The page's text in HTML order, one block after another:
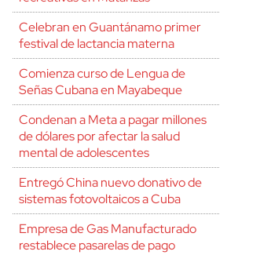
Celebran en Guantánamo primer
festival de lactancia materna
Comienza curso de Lengua de
Señas Cubana en Mayabeque
Condenan a Meta a pagar millones
de dólares por afectar la salud
mental de adolescentes
Entregó China nuevo donativo de
sistemas fotovoltaicos a Cuba
Empresa de Gas Manufacturado
restablece pasarelas de pago